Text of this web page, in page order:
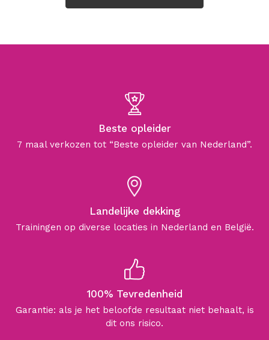
Beste opleider
7 maal verkozen tot “Beste opleider van Nederland”.
Landelijke dekking
Trainingen op diverse locaties in Nederland en België.
100% Tevredenheid
Garantie: als je het beloofde resultaat niet behaalt, is
dit ons risico.